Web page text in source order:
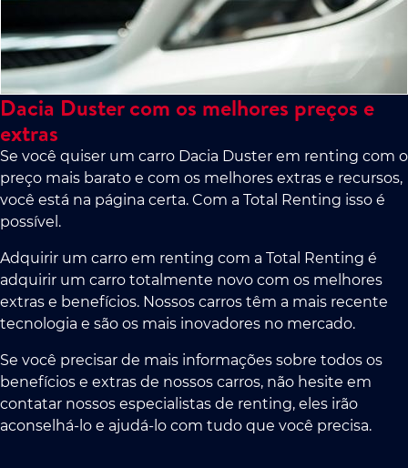
Dacia Duster com os melhores preços e
extras
Se você quiser um carro Dacia Duster em renting com o
preço mais barato e com os melhores extras e recursos,
você está na página certa. Com a Total Renting isso é
possível.
Adquirir um carro em renting com a Total Renting é
adquirir um carro totalmente novo com os melhores
extras e benefícios. Nossos carros têm a mais recente
tecnologia e são os mais inovadores no mercado.
Se você precisar de mais informações sobre todos os
benefícios e extras de nossos carros, não hesite em
contatar nossos especialistas de renting, eles irão
aconselhá-lo e ajudá-lo com tudo que você precisa.